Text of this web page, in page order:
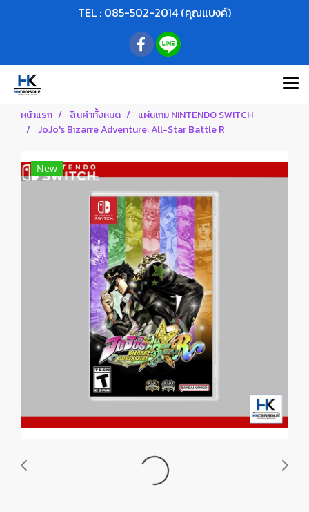
TEL : 085-502-2014 (คุณแบงค์)
หน้าแรก สินค้าทั้งหมด
แผ่นเกม NINTENDO SWITCH
JoJo's Bizarre Adventure: All-Star Battle R
New